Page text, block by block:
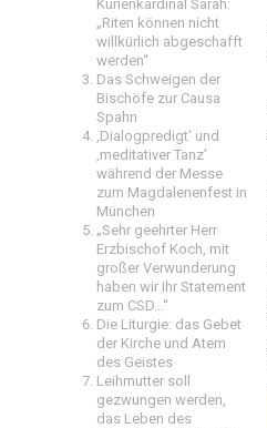
Kurienkardinal Sarah:
„Riten können nicht
willkürlich abgeschafft
werden“
Das Schweigen der
Bischöfe zur Causa
Spahn
‚Dialogpredigt‘ und
‚meditativer Tanz’
während der Messe
zum Magdalenenfest in
München
„Sehr geehrter Herr
Erzbischof Koch, mit
großer Verwunderung
haben wir Ihr Statement
zum CSD…“
Die Liturgie: das Gebet
der Kirche und Atem
des Geistes
Leihmutter soll
gezwungen werden,
das Leben des